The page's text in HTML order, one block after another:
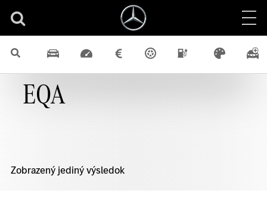
EQA
Zobrazený jediný výsledok